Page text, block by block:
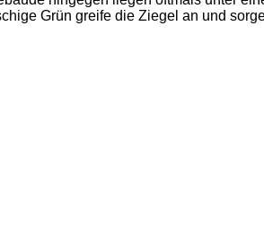
Grün greife die Ziegel an und